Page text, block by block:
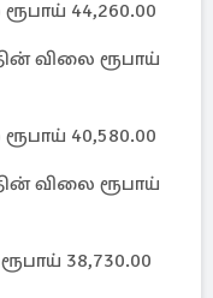
44,260.00
விலை ரூபாய்
40,580.00
விலை ரூபாய்
38,730.00